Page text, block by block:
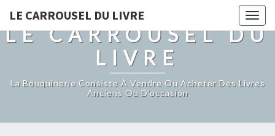
LE CARROUSEL DU LIVRE
LE CARROUSEL DU
LIVRE
La Bouquinerie Consiste À Vendre Ou Acheter Des Livres
Anciens Ou D’occasion